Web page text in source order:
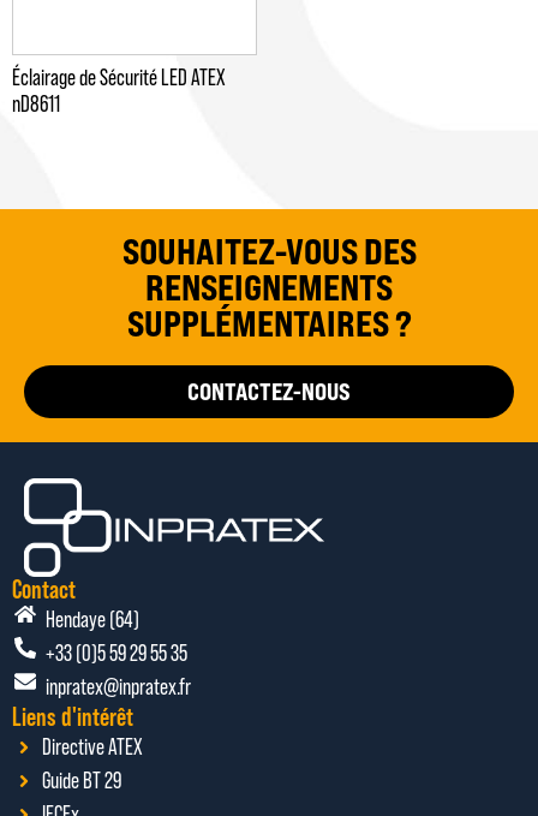
Éclairage de Sécurité LED ATEX
nD8611
SOUHAITEZ-VOUS DES
RENSEIGNEMENTS
SUPPLÉMENTAIRES ?
CONTACTEZ-NOUS
Contact
Hendaye (64)
+33 (0)5 59 29 55 35
inpratex@inpratex.fr
Liens d'intérêt
Directive ATEX
Guide BT 29